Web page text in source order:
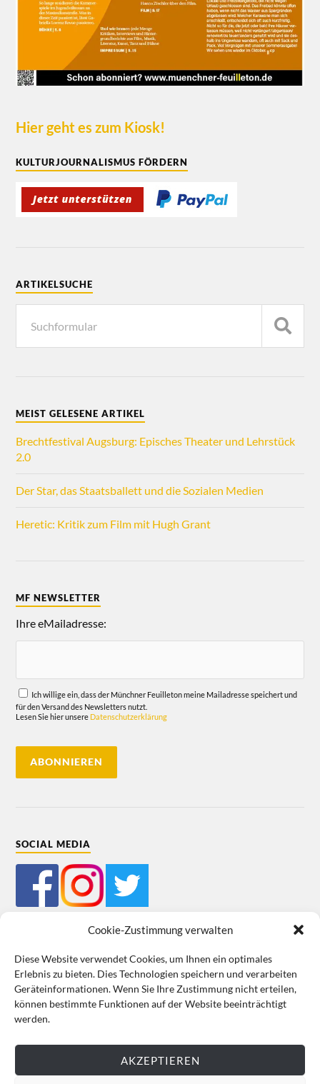
Cookie-Zustimmung verwalten
Diese Website verwendet Cookies, um Ihnen ein optimales
Erlebnis zu bieten. Dies Technologien speichern und verarbeiten
Geräteinformationen. Wenn Sie Ihre Zustimmung nicht erteilen,
können bestimmte Funktionen auf der Website beeinträchtigt
werden.
AKZEPTIEREN
Hier geht es zum Kiosk!
KULTURJOURNALISMUS FÖRDERN
ARTIKELSUCHE
MEIST GELESENE ARTIKEL
Brechtfestival Augsburg: Episches Theater und Lehrstück
2.0
Der Star, das Staatsballett und die Sozialen Medien
Heretic: Kritik zum Film mit Hugh Grant
MF NEWSLETTER
Ihre eMailadresse:
Ich willige ein, dass der Münchner Feuilleton meine Mailadresse speichert und
für den Versand des Newsletters nutzt.
Lesen Sie hier unsere Datenschutzerklärung
SOCIAL MEDIA
Mein Bestellkonto Kundeninformationen Datenschutz
Cookie-Richtlinie (EU) Impressum
VERTRAG WIDERRUFEN